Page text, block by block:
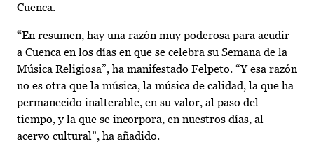
Cuenca.
“En resumen, hay una razón muy poderosa para acudir
a Cuenca en los días en que se celebra su Semana de la
Música Religiosa”, ha manifestado Felpeto. “Y esa razón
no es otra que la música, la música de calidad, la que ha
permanecido inalterable, en su valor, al paso del
tiempo, y la que se incorpora, en nuestros días, al
acervo cultural”, ha añadido.